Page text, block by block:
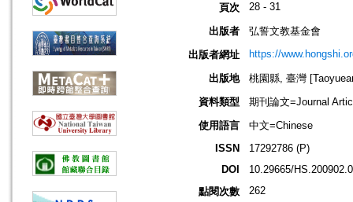
頁次 28 - 31
出版者
弘誓文教基金會
出版者網址
https://
出版地
桃園縣, 臺灣
資料類型
期刊論文=Journal
使用語言
中文=Chinese
ISSN
17292786 (P)
DOI
10.29665/
點閱次數
262